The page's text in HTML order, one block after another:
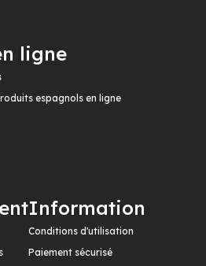
ligne
espagnols en ligne
Information
Conditions d'utilisation
Paiement sécurisé